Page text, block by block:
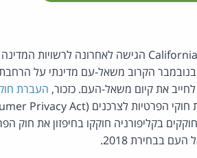
הקרוב משאל-עם מדינתי על
את קיום משאל-העם. כזכור, העברת
בתחילת 2020. אז, ב-2018, בתי המחוקקים בקליפורניה חוקקו
בבחירת 2018.